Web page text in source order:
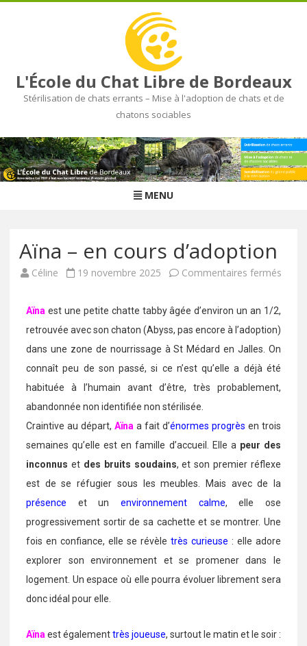
L'École du Chat Libre de Bordeaux
Stérilisation de chats errants – Mise à l'adoption de chats et de
chatons sociables
Skip
to
content
MENU
Aïna – en cours d’adoption
Céline 19 novembre 2025 Commentaires fermés
Aïna est une petite chatte tabby âgée d’environ un an 1/2,
retrouvée avec son chaton (Abyss, pas encore à l’adoption)
dans une zone de nourrissage à St Médard en Jalles. On
connaît peu de son passé, si ce n’est qu’elle a déjà été
habituée à l’humain avant d’être, très probablement,
abandonnée non identifiée non stérilisée.
Craintive au départ, Aïna a fait d’énormes progrès en trois
semaines qu’elle est en famille d’accueil. Elle a peur des
inconnus et des bruits soudains, et son premier réflexe
est de se réfugier sous les meubles. Mais avec de la
présence et un environnement calme, elle ose
progressivement sortir de sa cachette et se montrer. Une
fois en confiance, elle se révèle très curieuse : elle adore
explorer son environnement et se promener dans le
logement. Un espace où elle pourra évoluer librement sera
donc idéal pour elle.
Aïnaest égalementtrès joueuse, surtout le matin et le soir :